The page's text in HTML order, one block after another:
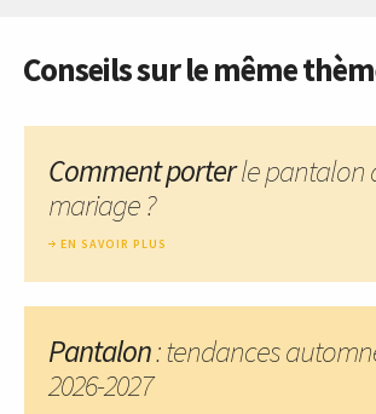
Conseils sur le même
Comment porterle pantalon
mariage ?
EN SAVOIR PLUS
Pantalon: tendances
2026-2027